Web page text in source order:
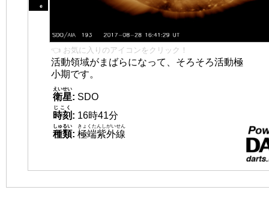
👈 お気に入りのアイコンをクリック！
活動領域がまばらになって、そろそろ活動極
小期です。
衛星
えいせい
: SDO
時刻
じこく
: 16時41分
種類
しゅるい
: 極端紫外線
きょくたんしがいせん